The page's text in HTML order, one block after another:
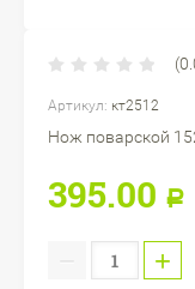
Артикул: кт2512
Нож поварской
395.00 Р
+